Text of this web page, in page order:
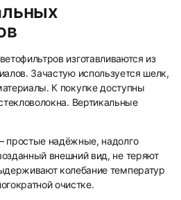
изготавливаются из
Зачастую используется шелк,
К покупке доступны
Вертикальные
простые надёжные, надолго
внешний вид, не теряют
колебание температур
очистке.